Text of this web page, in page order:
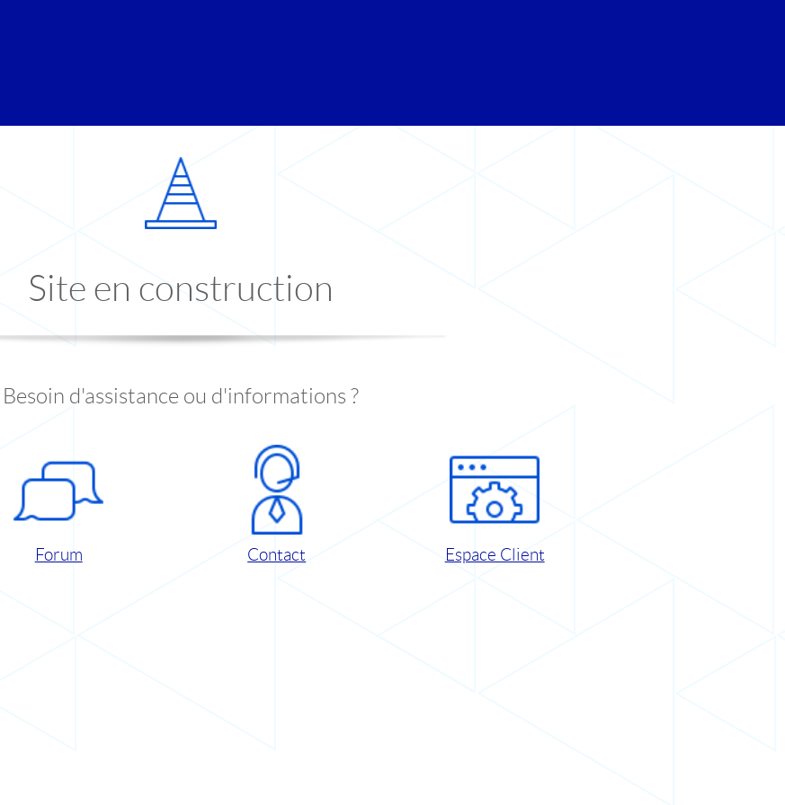
Site en construction
Besoin d'assistance ou d'informations ?
Forum Contact Espace Client